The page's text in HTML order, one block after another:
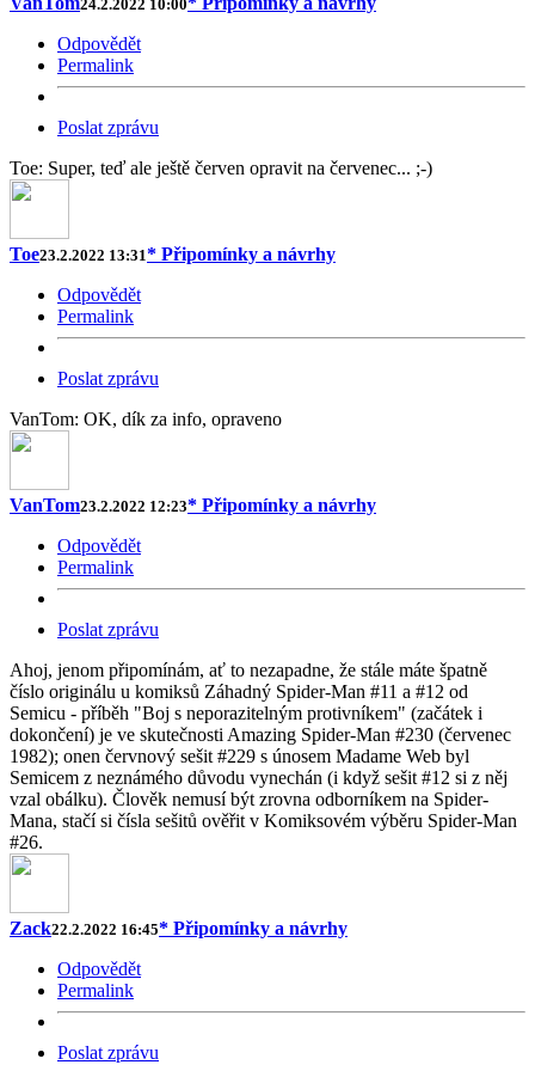
24.2.2022 10:00
Odpovědět
Permalink
Poslat zprávu
Toe: Super, teď ale ještě červen opravit na červenec... ;-)
Toe23.2.2022 13:31* Připomínky a návrhy
Odpovědět
Permalink
Poslat zprávu
VanTom: OK, dík za info, opraveno
VanTom23.2.2022 12:23* Připomínky a návrhy
Odpovědět
Permalink
Poslat zprávu
Ahoj, jenom připomínám, ať to nezapadne, že stále máte špatně
číslo originálu u komiksů Záhadný Spider-Man #11 a #12 od
Semicu - příběh "Boj s neporazitelným protivníkem" (začátek i
dokončení) je ve skutečnosti Amazing Spider-Man #230 (červenec
1982); onen červnový sešit #229 s únosem Madame Web byl
Semicem z neznámého důvodu vynechán (i když sešit #12 si z něj
vzal obálku). Člověk nemusí být zrovna odborníkem na Spider-
Mana, stačí si čísla sešitů ověřit v Komiksovém výběru Spider-Man
#26.
Zack22.2.2022 16:45* Připomínky a návrhy
Odpovědět
Permalink
Poslat zprávu